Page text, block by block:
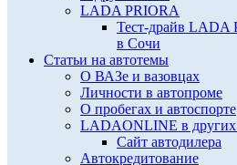
LADA PRIORA
Тест-драйв LADA
в Сочи
Статьи на автотемы
О ВАЗе и вазовцах
Личности в автопроме
О пробегах и автоспорте
LADAONLINE в
Сайт автодилера
Автокредитование